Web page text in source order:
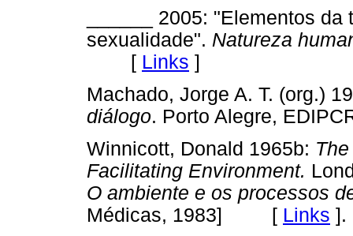
______ 2005: "Elementos
sexualidade". Natureza
[ Links ]
Machado, Jorge A. T. (org.)
diálogo. Porto Alegre,
Winnicott, Donald 1965b:
Facilitating Environment.
O ambiente e os processos
Médicas, 1983] [ Links ] .